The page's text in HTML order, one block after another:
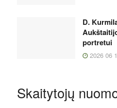
D.
portretui
2026 06
Skaitytojų